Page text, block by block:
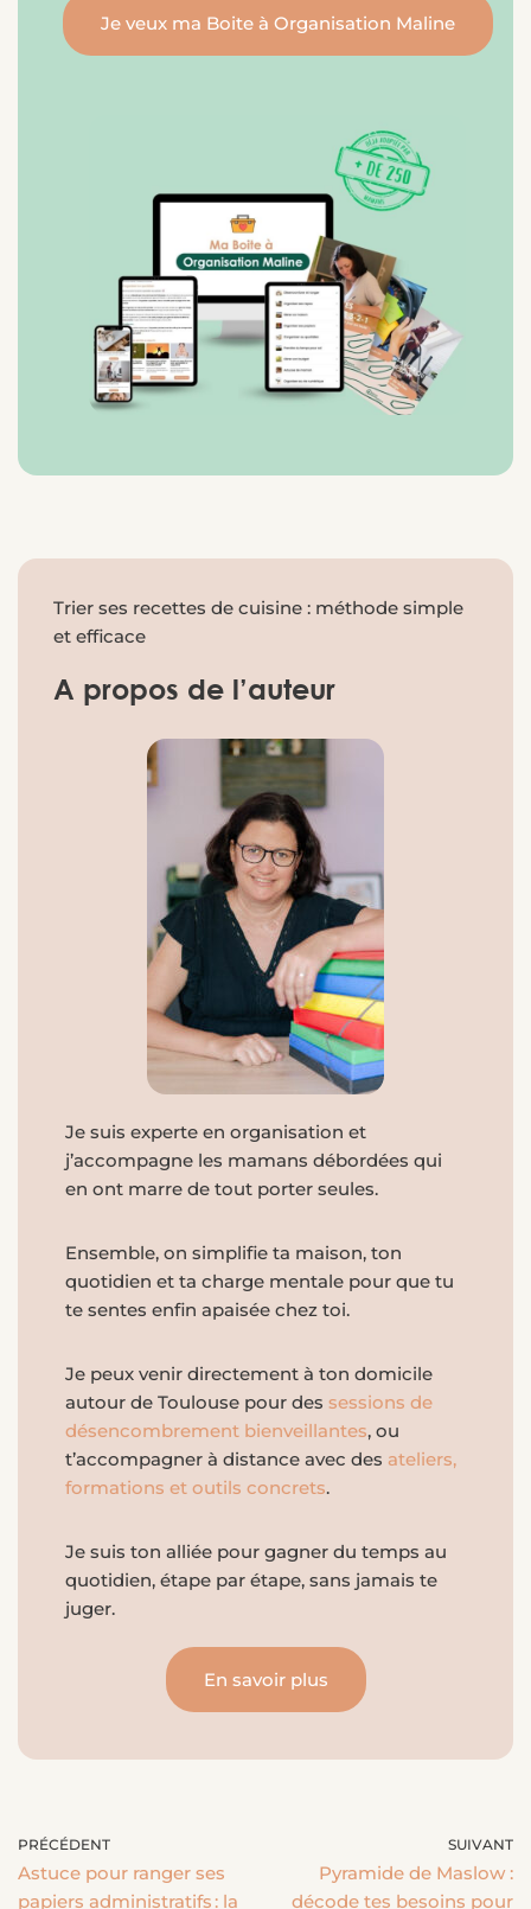
Je veux ma Boite à Organisation Maline
Trier ses recettes de cuisine : méthode simple
et efficace
A propos de l’auteur
Je suis experte en organisation et
j’accompagne les mamans débordées qui
en ont marre de tout porter seules.
Ensemble, on simplifie ta maison, ton
quotidien et ta charge mentale pour que tu
te sentes enfin apaisée chez toi.
Je peux venir directement à ton domicile
autour de Toulouse pour des sessions de
désencombrement bienveillantes, ou
t’accompagner à distance avec des ateliers,
formations et outils concrets.
Je suis ton alliée pour gagner du temps au
quotidien, étape par étape, sans jamais te
juger.
En savoir plus
PRÉCÉDENT
Astuce pour ranger ses
papiers administratifs : la
SUIVANT
Pyramide de Maslow :
décode tes besoins pour